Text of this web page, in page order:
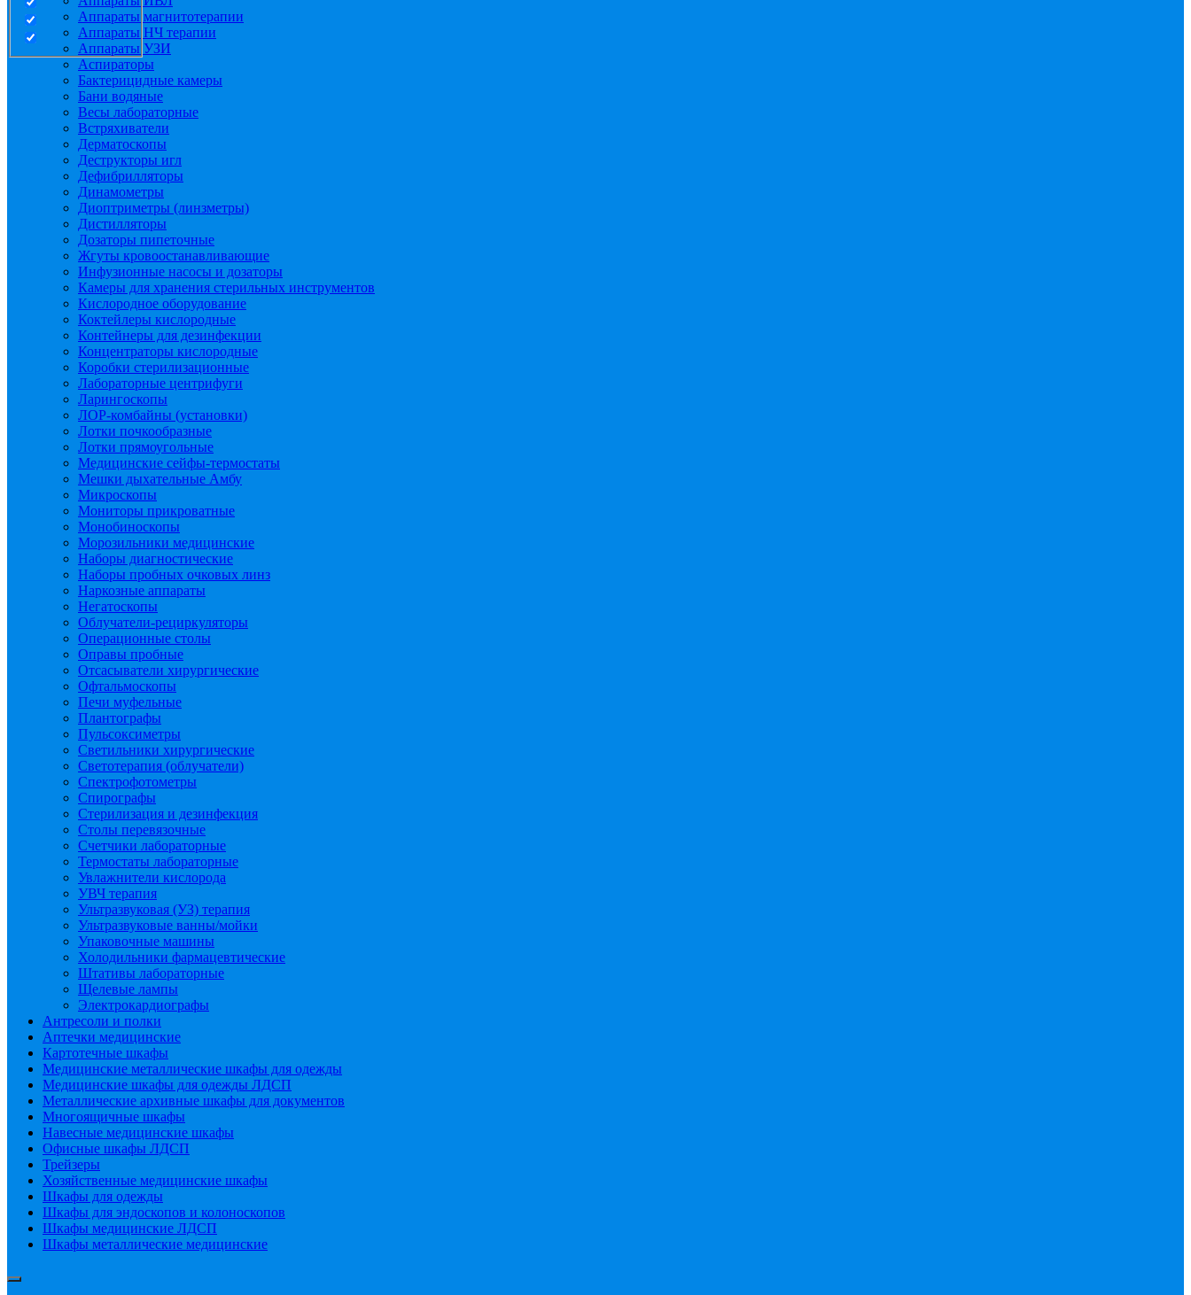
Аппараты магнитотерапии
Аппараты НЧ терапии
Аппараты УЗИ
Аспираторы
Бактерицидные камеры
Бани водяные
Весы лабораторные
Встряхиватели
Дерматоскопы
Деструкторы игл
Дефибрилляторы
Динамометры
Диоптриметры (линзметры)
Дистилляторы
Дозаторы пипеточные
Жгуты кровоостанавливающие
Инфузионные насосы и дозаторы
Камеры для хранения стерильных инструментов
Кислородное оборудование
Коктейлеры кислородные
Контейнеры для дезинфекции
Концентраторы кислородные
Коробки стерилизационные
Лабораторные центрифуги
Ларингоскопы
ЛОР-комбайны (установки)
Лотки почкообразные
Лотки прямоугольные
Медицинские сейфы-термостаты
Мешки дыхательные Амбу
Микроскопы
Мониторы прикроватные
Монобиноскопы
Морозильники медицинские
Наборы диагностические
Наборы пробных очковых линз
Наркозные аппараты
Негатоскопы
Облучатели-рециркуляторы
Операционные столы
Оправы пробные
Отсасыватели хирургические
Офтальмоскопы
Печи муфельные
Плантографы
Пульсоксиметры
Светильники хирургические
Светотерапия (облучатели)
Спектрофотометры
Спирографы
Стерилизация и дезинфекция
Столы перевязочные
Счетчики лабораторные
Термостаты лабораторные
Увлажнители кислорода
УВЧ терапия
Ультразвуковая (УЗ) терапия
Ультразвуковые ванны/мойки
Упаковочные машины
Холодильники фармацевтические
Штативы лабораторные
Щелевые лампы
Электрокардиографы
Антресоли и полки
Аптечки медицинские
Картотечные шкафы
Медицинские металлические шкафы для одежды
Медицинские шкафы для одежды ЛДСП
Металлические архивные шкафы для документов
Многоящичные шкафы
Навесные медицинские шкафы
Офисные шкафы ЛДСП
Трейзеры
Хозяйственные медицинские шкафы
Шкафы для одежды
Шкафы для эндоскопов и колоноскопов
Шкафы медицинские ЛДСП
Шкафы металлические медицинские